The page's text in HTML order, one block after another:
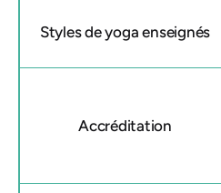
Styles de yoga enseignés
Accréditation